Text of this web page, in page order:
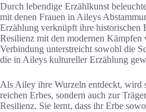
Durch lebendige Erzählkunst
mit denen Frauen in Aileys
Erzählung verknüpft ihre historischen
Resilienz mit den modernen Kämpfen
Verbindung unterstreicht sowohl die
die in Aileys kultureller Erzählung
Als Ailey ihre Wurzeln entdeckt, wird
reichen Erbes, sondern auch zur
Resilienz. Sie lernt, dass ihr Erbe